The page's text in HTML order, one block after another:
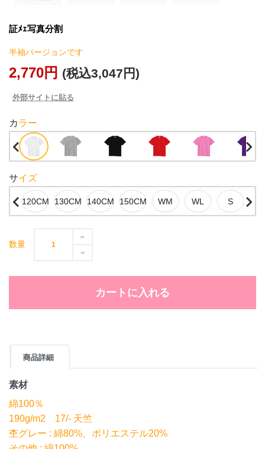
証ﾒｪ写真分割
半袖バージョンです
2,770円 (税込3,047円)
外部サイトに貼る
カラー
サイズ
数量
カートに入れる
商品詳細
素材
綿100％
190g/m2 17/- 天竺
杢グレー : 綿80%、ポリエステル20%